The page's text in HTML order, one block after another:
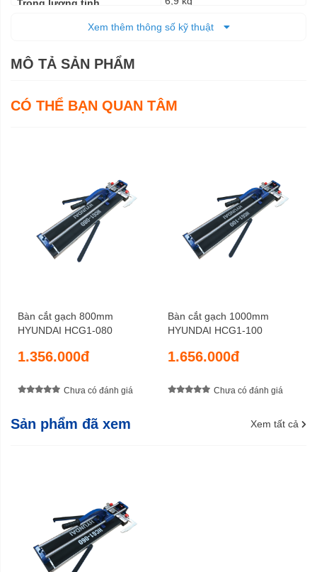
Trọng lượng tịnh
Trọng lượng cả bì 7,6 kg
Bảo hành
Xem thêm thông số kỹ thuật
MÔ TẢ SẢN PHẨM
CÓ THỂ BẠN QUAN TÂM
Bàn cắt gạch 800mm
HYUNDAI HCG1-080
1.356.000đ
Chưa có đánh giá
Bàn cắt gạch 1000mm
HYUNDAI HCG1-100
1.656.000đ
Chưa có đánh giá
Sản phẩm đã xem Xem tất cả